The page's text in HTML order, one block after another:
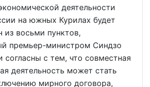
деятельности
на южных Курилах будет
из восьми пунктов,
премьер-министром Синдзо
согласны с тем, что совместная
деятельность может стать
мирного договора,